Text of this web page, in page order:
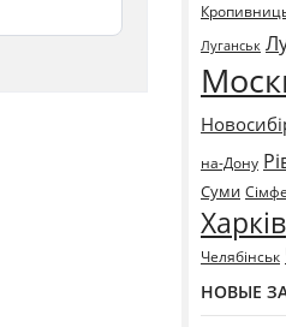
Луганськ
на-Дону
Суми
Харків
Челябінськ
НОВЫЕ